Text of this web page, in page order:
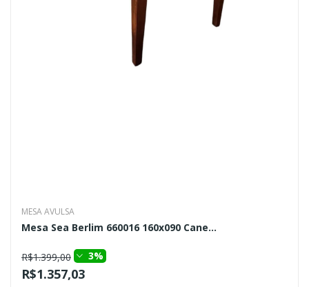
MESA AVULSA
Mesa Sea Berlim 660016 160x090 Cane...
R$1.399,00 3%
R$1.357,03